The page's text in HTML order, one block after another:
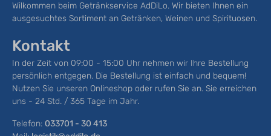
Wilkommen beim Getränkservice AdDiLo. Wir bieten Ihnen ein
ausgesuchtes Sortiment an Getränken, Weinen und Spirituosen.
Kontakt
In der Zeit von 09:00 - 15:00 Uhr nehmen wir Ihre Bestellung
persönlich entgegen. Die Bestellung ist einfach und bequem!
Nutzen Sie unseren Onlineshop oder rufen Sie an. Sie erreichen
uns - 24 Std. / 365 Tage im Jahr.
Telefon: 033701 - 30 413